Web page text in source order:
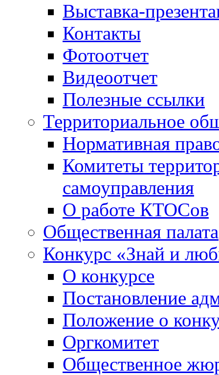
Выставка-
Контакты
Фотоотчет
Видеоотчет
Полезные ссылки
Территориальное
Нормативная
Комитеты
самоуправления
О работе КТОСов
Общественная палата
Конкурс «Знай и
О конкурсе
Постановление
Положение о
Оргкомитет
Общественное